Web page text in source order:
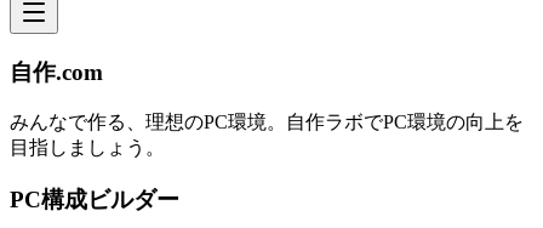
自作.com
みんなで作る、理想のPC環境。 自作ラボでPC環境の向上を
目指しましょう。
PC構成ビルダー